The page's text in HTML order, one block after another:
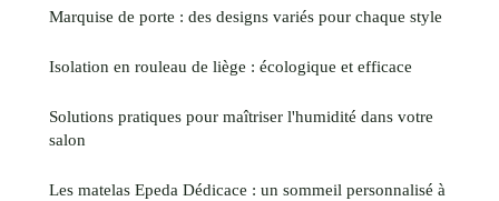
Marquise de porte : des designs variés pour chaque style
Isolation en rouleau de liège : écologique et efficace
Solutions pratiques pour maîtriser l'humidité dans votre
salon
Les matelas Epeda Dédicace : un sommeil personnalisé à